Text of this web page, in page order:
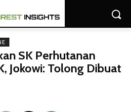
SK Perhutanan
Jokowi: Tolong Dibuat